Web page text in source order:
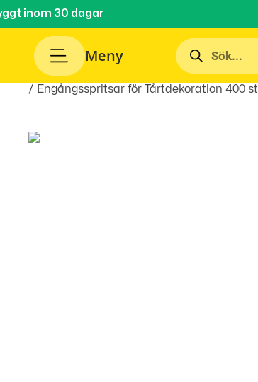
inom 30 dagar
Meny
/ Engångsspritsar för Tårtdekoration 400 st